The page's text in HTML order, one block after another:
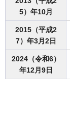
5）年10月
2015（平成2
7）年3月2日
2024（令和6）
年12月9日